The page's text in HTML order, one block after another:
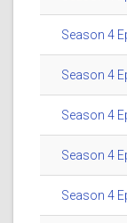
Season 4
Season 4
Season 4
Season 4
Season 4